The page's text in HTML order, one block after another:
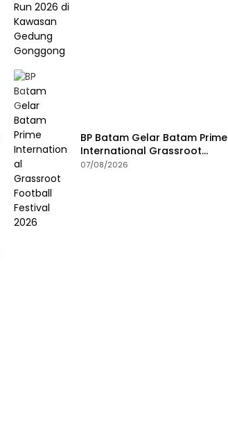
BP Batam Gelar Batam Prime
International Grassroot
Football Festival 2026
07/08/2026